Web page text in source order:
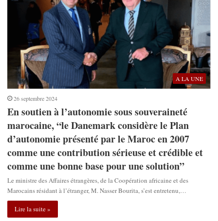
A LA UNE
26 septembre 2024
En soutien à l’autonomie sous souveraineté
marocaine, “le Danemark considère le Plan
d’autonomie présenté par le Maroc en 2007
comme une contribution sérieuse et crédible et
comme une bonne base pour une solution”
Le ministre des Affaires étrangères, de la Coopération africaine et des
Marocains résidant à l’étranger, M. Nasser Bourita, s’est entretenu,…
Lire la suite »